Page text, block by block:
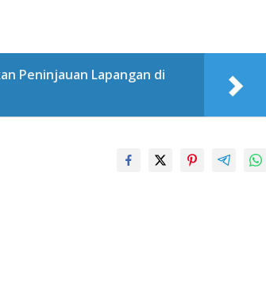
Peninjauan Lapangan di